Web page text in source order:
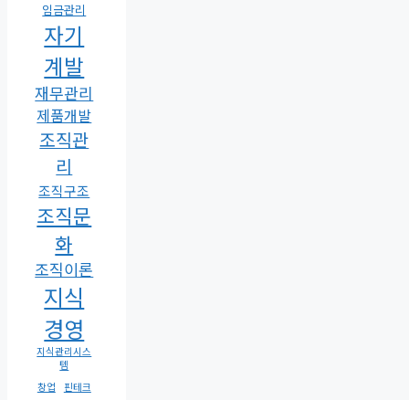
임금관리
자기
계발
재무관리
제품개발
조직관
리
조직구조
조직문
화
조직이론
지식
경영
지식관리시스
템
창업
핀테크